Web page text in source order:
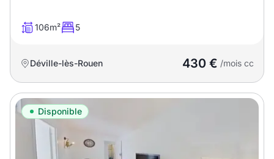
106m² 5
Déville-lès-Rouen 430 € /mois cc
Disponible